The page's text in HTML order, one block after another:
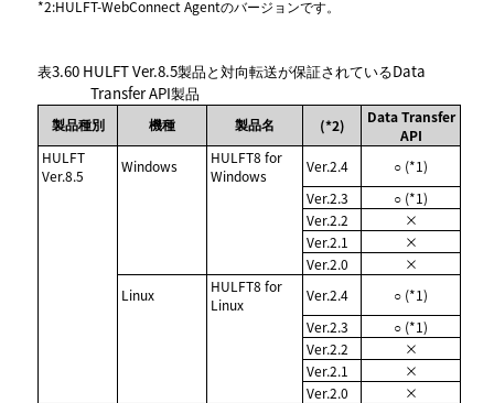
*2:HULFT-WebConnect Agentのバージョンです。
表3.60 HULFT Ver.8.5製品と対向転送が保証されているData
Transfer API製品
製品種別 機種 製品名 (*2)
Data Transfer
API
HULFT
Ver.8.5
Windows
HULFT8 for
Windows
Ver.2.4
○ (*1)
Ver.2.3
○ (*1)
Ver.2.2
×
Ver.2.1
×
Ver.2.0
×
Linux
HULFT8 for
Linux
Ver.2.4
○ (*1)
Ver.2.3
○ (*1)
Ver.2.2
×
Ver.2.1
×
Ver.2.0
×